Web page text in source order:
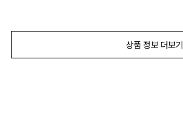
상품 정보 더보기